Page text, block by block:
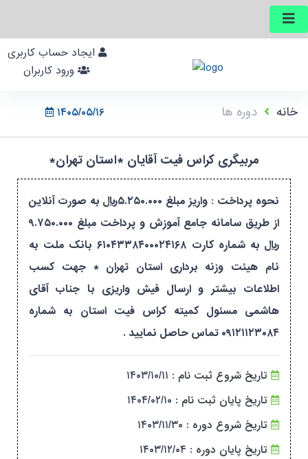
۱۴۰۵/۰۵/۱۶ خانه دوره ها
مربیگری کراس فیت آقایان *استان تهران*
نحوه پرداخت : واریز مبلغ ۵.۲۵۰.۰۰۰ریال به صورت آنلاین
از طریق سامانه جامع آموزش و پرداخت مبلغ ۹.۷۵۰.۰۰۰
ریال به شماره کارت ۶۱۰۴۳۳۸۴۰۰۰۲۴۱۶۸ بانک ملت به
نام هیئت وزنه برداری استان تهران * جهت کسب
اطلاعات بیشتر و ارسال فیش واریزی با جناب آقای
هاشمی مسئول کمیته کراس فیت استان به شماره
۰۹۱۲۱۱۲۳۰۸۴ تماس حاصل نمایید .
تاریخ شروع ثبت نام : ۱۴۰۳/۱۰/۱۱
تاریخ پایان ثبت نام : ۱۴۰۴/۰۲/۱۰
تاریخ شروع دوره : ۱۴۰۳/۱۱/۳۰
تاریخ پایان دوره : ۱۴۰۳/۱۲/۰۴